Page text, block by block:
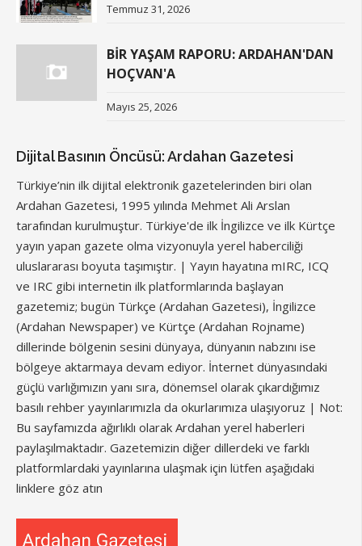
Temmuz 31, 2026
BİR YAŞAM RAPORU: ARDAHAN'DAN
HOÇVAN'A
Mayıs 25, 2026
Dijital Basının Öncüsü: Ardahan Gazetesi
Türkiye’nin ilk dijital elektronik gazetelerinden biri olan
Ardahan Gazetesi, 1995 yılında Mehmet Ali Arslan
tarafından kurulmuştur. Türkiye'de ilk İngilizce ve ilk Kürtçe
yayın yapan gazete olma vizyonuyla yerel haberciliği
uluslararası boyuta taşımıştır. | Yayın hayatına mIRC, ICQ
ve IRC gibi internetin ilk platformlarında başlayan
gazetemiz; bugün Türkçe (Ardahan Gazetesi), İngilizce
(Ardahan Newspaper) ve Kürtçe (Ardahan Rojname)
dillerinde bölgenin sesini dünyaya, dünyanın nabzını ise
bölgeye aktarmaya devam ediyor. İnternet dünyasındaki
güçlü varlığımızın yanı sıra, dönemsel olarak çıkardığımız
basılı rehber yayınlarımızla da okurlarımıza ulaşıyoruz | Not:
Bu sayfamızda ağırlıklı olarak Ardahan yerel haberleri
paylaşılmaktadır. Gazetemizin diğer dillerdeki ve farklı
platformlardaki yayınlarına ulaşmak için lütfen aşağıdaki
linklere göz atın